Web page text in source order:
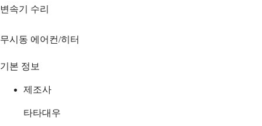
변속기 수리
무시동 에어컨/히터
기본 정보
제조사
타타대우